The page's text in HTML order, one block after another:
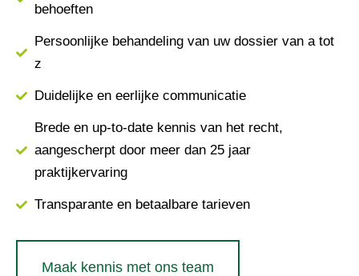
behoeften
Persoonlijke behandeling van uw dossier van a tot
z
Duidelijke en eerlijke communicatie
Brede en up-to-date kennis van het recht,
aangescherpt door meer dan 25 jaar
praktijkervaring
Transparante en betaalbare tarieven
Maak kennis met ons team